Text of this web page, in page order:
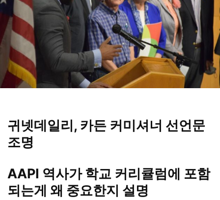
귀넷데일리, 카든 커미셔너 선언문
조명
AAPI 역사가 학교 커리큘럼에 포함
되는게 왜 중요한지 설명